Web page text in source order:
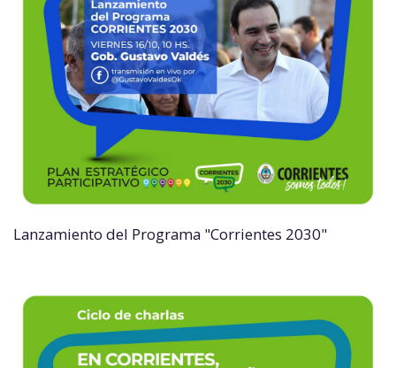
Lanzamiento del Programa "Corrientes 2030"